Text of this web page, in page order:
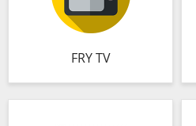
FRY TV